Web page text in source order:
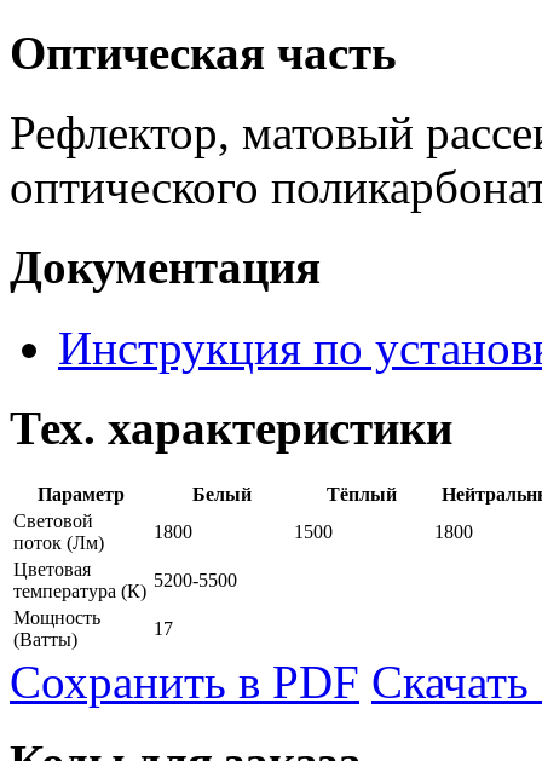
Оптическая часть
Рефлектор, матовый
оптического
Документация
Инструкция по
Тех. характеристики
Параметр Белый Тёплый
Световой
поток (Лм)
1800 1500
1800
Цветовая
температура (К)
5200-5500
Мощность
(Ватты)
17
Сохранить в PDF